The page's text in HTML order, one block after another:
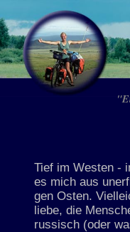
Tief im Westen -
es mich aus
gen Osten.
liebe, die
russisch (oder